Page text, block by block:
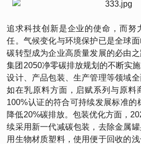
追求科技创新是企业的使命，而努
任。气候变化与环境保护已是全球
碳转型成为企业高质量发展的必由
集团2050净零碳排放规划的不断实
设计、产品包装、生产管理等领域
如在乳原料方面，启赋系列与原料
100%认证的符合可持续发展标准的
降低20%碳排放。包装优化方面，
续采用新一代减碳包装，去除金属
用生物材质塑料，使用便于回收的